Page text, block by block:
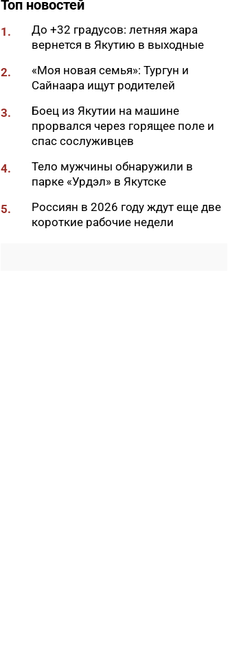
ветеранам СВО найти работу
10:22
В Усть-Майском районе
ликвидировали лесной пожар
на 13 гектарах
Якутяне рассказали, что
считают главным подарком в
своей жизни
Сколько стоит, собрать
ребенка в школу на Дальнем
Востоке
09:20
В Якутии заготовлено 114
тысяч тонн сена и 200 тонн
сенажа
Топ новостей
1.
До +32 градусов: летняя жара
вернется в Якутию в выходные
2.
«Моя новая семья»: Тургун и
Сайнаара ищут родителей
3.
Боец из Якутии на машине
прорвался через горящее поле и
спас сослуживцев
4.
Тело мужчины обнаружили в
парке «Урдэл» в Якутске
5.
Россиян в 2026 году ждут еще две
короткие рабочие недели